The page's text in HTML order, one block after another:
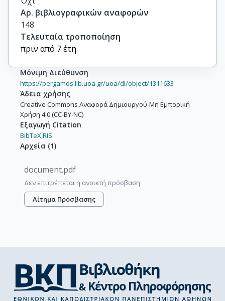
Αρ. βιβλιογραφικών αναφορών
148
Τελευταία τροποποίηση
πριν από 7 έτη
Μόνιμη Διεύθυνση
https://pergamos.lib.uoa.gr/uoa/dl/object/1311633
Άδεια χρήσης
Creative Commons Αναφορά Δημιουργού-Μη Εμπορική
Χρήση 4.0 (CC-BY-NC)
Εξαγωγή Citation
BibTeX,RIS
Αρχεία (1)
document.pdf
Δεν επιτρέπεται η ανοικτή πρόσβαση
Αίτημα Πρόσβασης